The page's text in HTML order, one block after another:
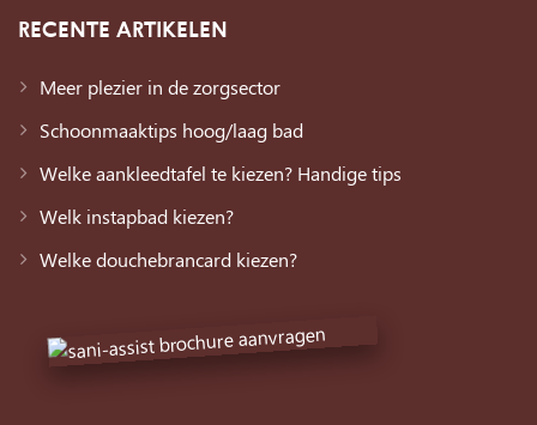
RECENTE ARTIKELEN
Meer plezier in de zorgsector
Schoonmaaktips hoog/laag bad
Welke aankleedtafel te kiezen? Handige tips
Welk instapbad kiezen?
Welke douchebrancard kiezen?